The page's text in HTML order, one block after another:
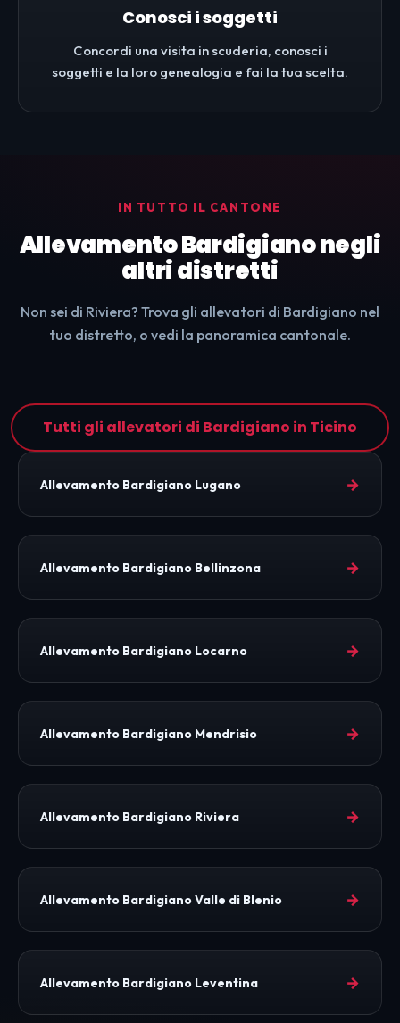
Conosci i soggetti
Concordi una visita in scuderia, conosci i
soggetti e la loro genealogia e fai la tua scelta.
IN TUTTO IL CANTONE
Allevamento Bardigiano negli
altri distretti
Non sei di Riviera? Trova gli allevatori di Bardigiano nel
tuo distretto, o vedi la panoramica cantonale.
Tutti gli allevatori di Bardigiano in Ticino
Allevamento Bardigiano Lugano →
Allevamento Bardigiano Bellinzona →
Allevamento Bardigiano Locarno →
Allevamento Bardigiano Mendrisio →
Allevamento Bardigiano Riviera →
Allevamento Bardigiano Valle di Blenio →
Allevamento Bardigiano Leventina →